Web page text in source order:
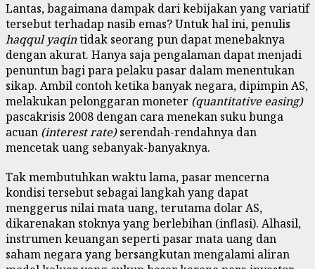
Lantas, bagaimana dampak dari kebijakan yang variatif
tersebut terhadap nasib emas? Untuk hal ini, penulis
haqqul yaqintidak seorang pun dapat menebaknya
dengan akurat. Hanya saja pengalaman dapat menjadi
penuntun bagi para pelaku pasar dalam menentukan
sikap. Ambil contoh ketika banyak negara, dipimpin AS,
melakukan pelonggaran moneter (quantitative easing)
pascakrisis 2008 dengan cara menekan suku bunga
acuan (interest rate)serendah-rendahnya dan
mencetak uang sebanyak-banyaknya.
Tak membutuhkan waktu lama, pasar mencerna
kondisi tersebut sebagai langkah yang dapat
menggerus nilai mata uang, terutama dolar AS,
dikarenakan stoknya yang berlebihan (inflasi). Alhasil,
instrumen keuangan seperti pasar mata uang dan
saham negara yang bersangkutan mengalami aliran